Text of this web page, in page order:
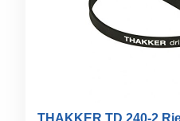
THAKKER TD 240-2